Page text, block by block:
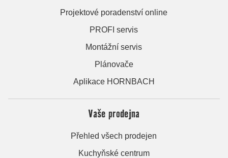
Projektové poradenství online
PROFI servis
Montážní servis
Plánovače
Aplikace HORNBACH
Vaše prodejna
Přehled všech prodejen
Kuchyňské centrum